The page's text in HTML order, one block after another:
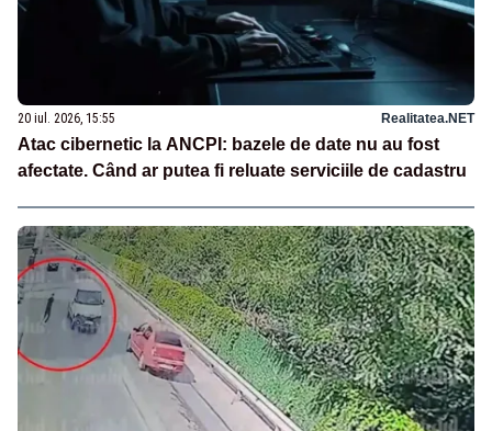
20 iul. 2026, 15:55 Realitatea.NET
Atac cibernetic la ANCPI: bazele de date nu au fost
afectate. Când ar putea fi reluate serviciile de cadastru